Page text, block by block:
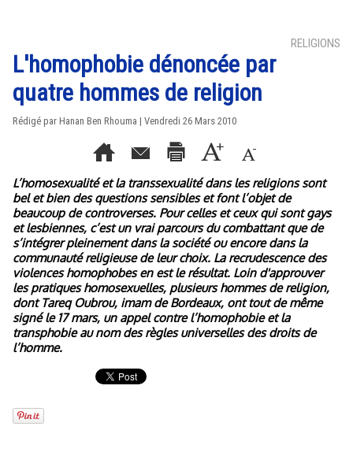
RELIGIONS
L'homophobie dénoncée par
quatre hommes de religion
Rédigé par Hanan Ben Rhouma | Vendredi 26 Mars 2010
L’homosexualité et la transsexualité dans les religions sont
bel et bien des questions sensibles et font l’objet de
beaucoup de controverses. Pour celles et ceux qui sont gays
et lesbiennes, c’est un vrai parcours du combattant que de
s’intégrer pleinement dans la société ou encore dans la
communauté religieuse de leur choix. La recrudescence des
violences homophobes en est le résultat. Loin d'approuver
les pratiques homosexuelles, plusieurs hommes de religion,
dont Tareq Oubrou, imam de Bordeaux, ont tout de même
signé le 17 mars, un appel contre l’homophobie et la
transphobie au nom des règles universelles des droits de
l’homme.